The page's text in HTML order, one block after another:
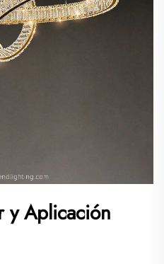
y Aplicación